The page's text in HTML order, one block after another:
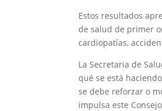
Estos resultados
de salud de primer
cardiopatías,
La Secretaria de
qué se está
se debe reforzar o
impulsa este